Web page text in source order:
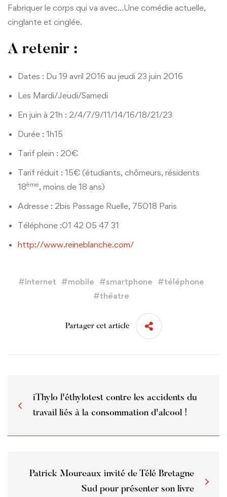
Fabriquer le corps qui va avec…Une comédie actuelle,
cinglante et cinglée.
A retenir :
Dates : Du 19 avril 2016 au jeudi 23 juin 2016
Les Mardi/Jeudi/Samedi
En juin à 21h : 2/4/7/9/11/14/16/18/21/23
Durée : 1h15
Tarif plein : 20€
Tarif réduit : 15€ (étudiants, chômeurs, résidents
18ème, moins de 18 ans)
Adresse : 2bis Passage Ruelle, 75018 Paris
Téléphone :01 42 05 47 31
http://www.reineblanche.com/
#internet #mobile #smartphone #téléphone
#théatre
Partager cet article
iThylo l'éthylotest contre les accidents du
travail liés à la consommation d'alcool !
Patrick Moureaux invité de Télé Bretagne
Sud pour présenter son livre